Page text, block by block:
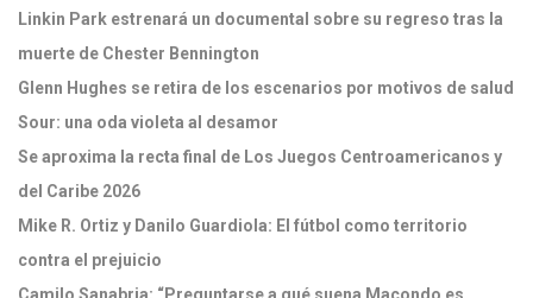
Linkin Park estrenará un documental sobre su regreso tras la
muerte de Chester Bennington
Glenn Hughes se retira de los escenarios por motivos de salud
Sour: una oda violeta al desamor
Se aproxima la recta final de Los Juegos Centroamericanos y
del Caribe 2026
Mike R. Ortiz y Danilo Guardiola: El fútbol como territorio
contra el prejuicio